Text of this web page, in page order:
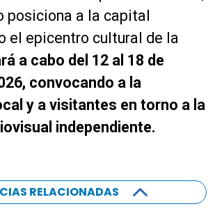
posiciona a la capital
el epicentro cultural de la
a cabo del 12 al 18 de
convocando a la
y a visitantes en torno a la
independiente.
RELACIONADAS